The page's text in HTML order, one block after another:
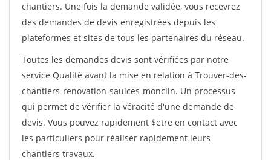
chantiers. Une fois la demande validée, vous recevrez
des demandes de devis enregistrées depuis les
plateformes et sites de tous les partenaires du réseau.
Toutes les demandes devis sont vérifiées par notre
service Qualité avant la mise en relation à Trouver-des-
chantiers-renovation-saulces-monclin. Un processus
qui permet de vérifier la véracité d'une demande de
devis. Vous pouvez rapidement $etre en contact avec
les particuliers pour réaliser rapidement leurs
chantiers travaux.